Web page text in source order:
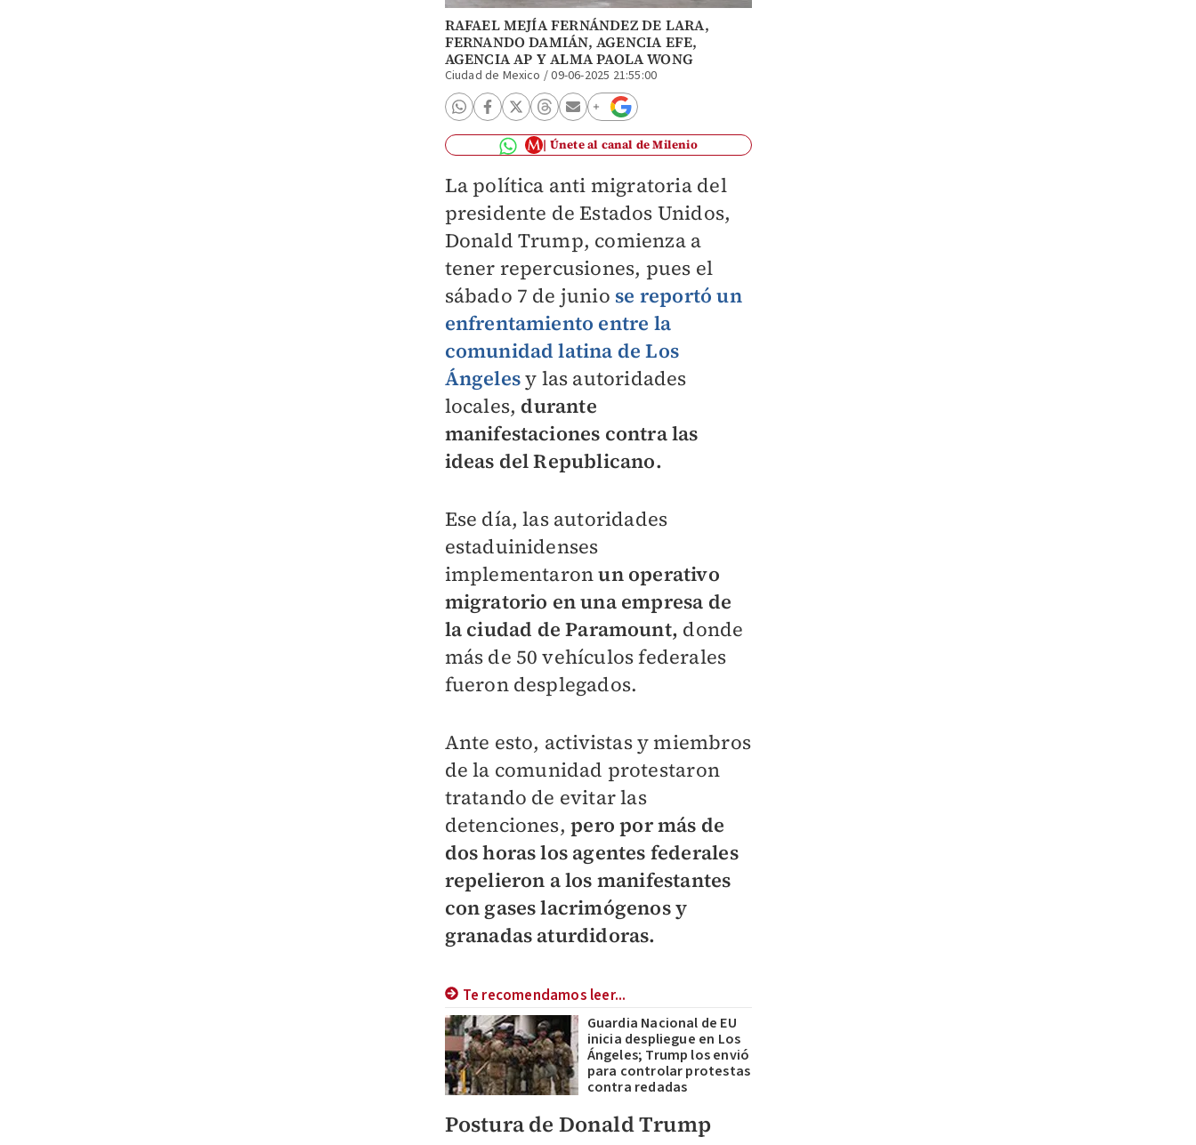
RAFAEL MEJÍA FERNÁNDEZ DE LARA,
FERNANDO DAMIÁN, AGENCIA EFE,
AGENCIA AP Y ALMA PAOLA WONG
Ciudad de Mexico /09-06-2025 21:55:00
Únete al canal de Milenio
La política anti migratoria del
presidente de Estados Unidos,
Donald Trump, comienza a
tener repercusiones, pues el
sábado 7 de junio se reportó un
enfrentamiento entre la
comunidad latina de Los
Ángelesy las autoridades
locales, durante
manifestaciones contra las
ideas del Republicano.
Ese día, las autoridades
estaduinidenses
implementaronun operativo
migratorio en una empresa de
la ciudad de Paramount, donde
más de 50 vehículos federales
fueron desplegados.
Ante esto, activistas y miembros
de la comunidad protestaron
tratando de evitar las
detenciones, pero por más de
dos horas los agentes federales
repelieron a los manifestantes
con gases lacrimógenos y
granadas aturdidoras.
Te recomendamos leer...
Guardia Nacional de EU
inicia despliegue en Los
Ángeles; Trump los envió
para controlar protestas
contra redadas
Postura de Donald Trump